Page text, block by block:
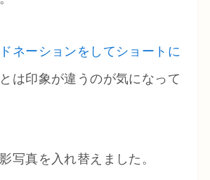
ネーションをしてショートに
は印象が違うのが気になって
写真を入れ替えました。